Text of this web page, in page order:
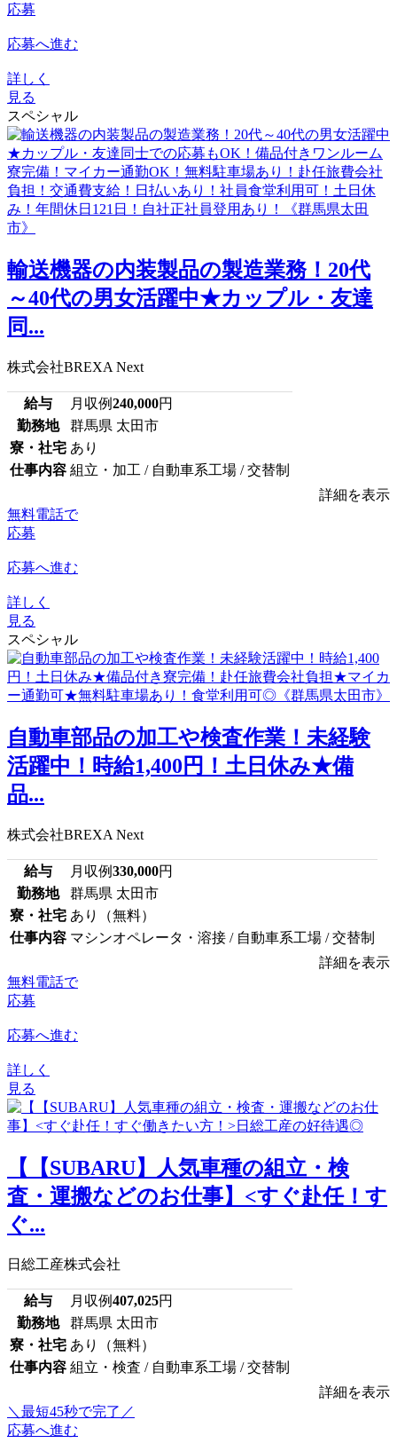
応募
応募へ進む
詳しく
見る
スペシャル
輸送機器の内装製品の製造業務！20代
～40代の男女活躍中★カップル・友達
同...
株式会社BREXA Next
給与 月収例240,000円
勤務地
群馬県 太田市
寮・社宅 あり
仕事内容 組立・加工 / 自動車系工場 / 交替制
詳細を表示
無料電話で
応募
応募へ進む
詳しく
見る
スペシャル
自動車部品の加工や検査作業！未経験
活躍中！時給1,400円！土日休み★備
品...
株式会社BREXA Next
給与 月収例330,000円
勤務地
群馬県 太田市
寮・社宅 あり（無料）
仕事内容 マシンオペレータ・溶接 / 自動車系工場 / 交替制
詳細を表示
無料電話で
応募
応募へ進む
詳しく
見る
【【SUBARU】人気車種の組立・検
査・運搬などのお仕事】<すぐ赴任！す
ぐ...
日総工産株式会社
給与 月収例407,025円
勤務地
群馬県 太田市
寮・社宅 あり（無料）
仕事内容 組立・検査 / 自動車系工場 / 交替制
詳細を表示
＼最短45秒で完了／
応募へ進む